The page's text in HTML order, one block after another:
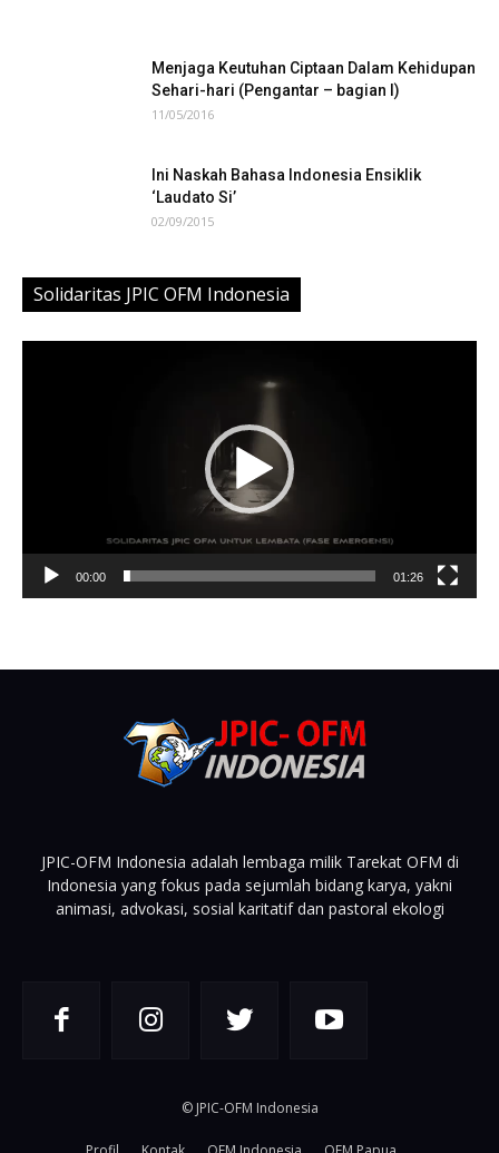
Menjaga Keutuhan Ciptaan Dalam Kehidupan
Sehari-hari (Pengantar – bagian I)
11/05/2016
Ini Naskah Bahasa Indonesia Ensiklik
‘Laudato Si’
02/09/2015
Solidaritas JPIC OFM Indonesia
00:00 01:26
JPIC-OFM Indonesia adalah lembaga milik Tarekat OFM di
Indonesia yang fokus pada sejumlah bidang karya, yakni
animasi, advokasi, sosial karitatif dan pastoral ekologi
© JPIC-OFM Indonesia